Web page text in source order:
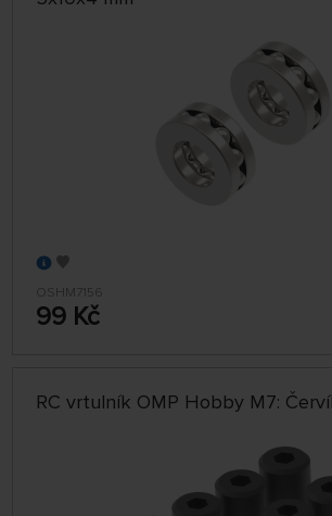
OSHM7156
99 Kč
RC vrtulník OMP Hobby M7: